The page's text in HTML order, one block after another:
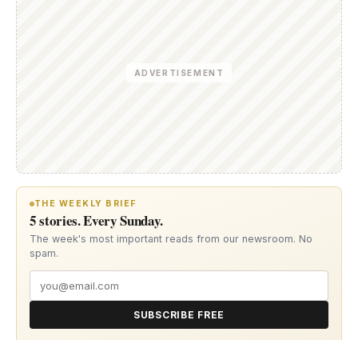
ADVERTISEMENT
THE WEEKLY BRIEF
5 stories. Every Sunday.
The week's most important reads from our newsroom. No
spam.
SUBSCRIBE FREE